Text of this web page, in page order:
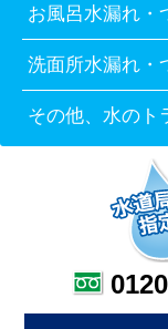
お風呂水漏れ・
洗面所水漏れ・
その他、水のト